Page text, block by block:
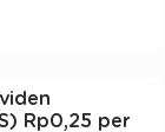
Rp0,25 per